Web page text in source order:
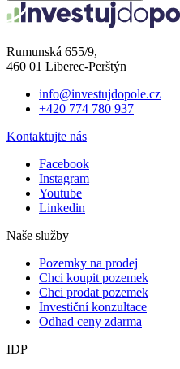
Rumunská 655/9,
460 01 Liberec-Perštýn
info@investujdopole.cz
+420 774 780 937
Kontaktujte nás
Facebook
Instagram
Youtube
Linkedin
Naše služby
Pozemky na prodej
Chci koupit pozemek
Chci prodat pozemek
Investiční konzultace
Odhad ceny zdarma
IDP